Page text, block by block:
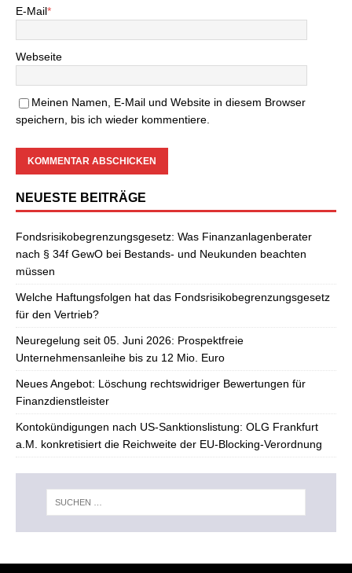
E-Mail*
Webseite
Meinen Namen, E-Mail und Website in diesem Browser
speichern, bis ich wieder kommentiere.
NEUESTE BEITRÄGE
Fondsrisikobegrenzungsgesetz: Was Finanzanlagenberater
nach § 34f GewO bei Bestands- und Neukunden beachten
müssen
Welche Haftungsfolgen hat das Fondsrisikobegrenzungsgesetz
für den Vertrieb?
Neuregelung seit 05. Juni 2026: Prospektfreie
Unternehmensanleihe bis zu 12 Mio. Euro
Neues Angebot: Löschung rechtswidriger Bewertungen für
Finanzdienstleister
Kontokündigungen nach US-Sanktionslistung: OLG Frankfurt
a.M. konkretisiert die Reichweite der EU-Blocking-Verordnung